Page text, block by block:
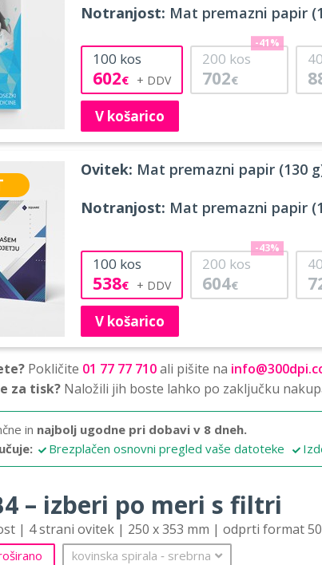
Notranjost: Mat premazni papir
100 kos
602€
200 kos
702€
-41%
V košarico
Ovitek: Mat premazni papir (130
Notranjost: Mat premazni papir
100 kos
538€
200 kos
604€
-43%
V košarico
Pokličite 01 77 77 710ali pišite na
za tisk? Naložili jih boste lahko po zaključku
in najbolj ugodne pri dobavi v 8 dneh.
Brezplačen osnovni pregled vaše datoteke
– izberi po meri s filtri
| 4 strani ovitek | 250 x 353 mm | odprti format
kovinska spirala ‐ srebrna